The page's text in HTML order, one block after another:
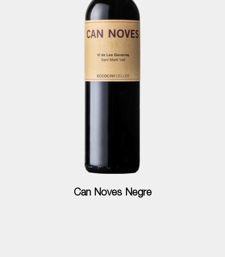
Can Noves Negre